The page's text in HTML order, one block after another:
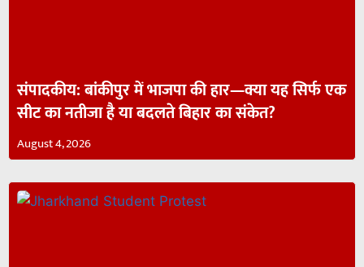
संपादकीय: बांकीपुर में भाजपा की हार—क्या यह सिर्फ एक
सीट का नतीजा है या बदलते बिहार का संकेत?
August 4, 2026